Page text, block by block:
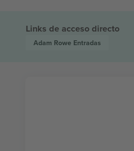
Links de acceso directo
Adam Rowe Entradas